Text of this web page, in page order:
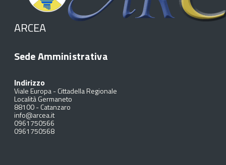
ARCEA
Sede Amministrativa
Indirizzo
Viale Europa - Cittadella Regionale
Località Germaneto
88100-Catanzaro
info@arcea.it
0961750566
0961750568